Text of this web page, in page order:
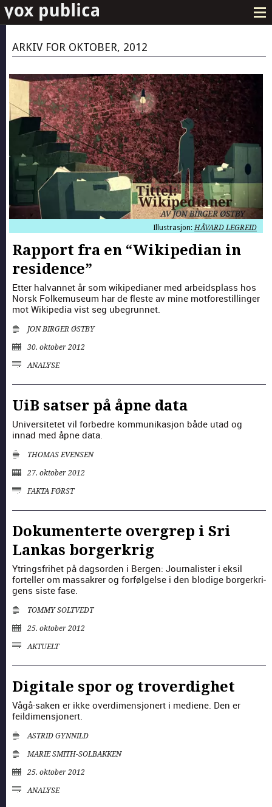
ARKIV FOR OKTOBER, 2012
Illustrasjon:HÅVARD LEGREID
Rapport fra en “Wikipedian in
residence”
Etter hal­van­net år som wikipedi­an­er med arbei­d­splass hos
Norsk Folke­mu­se­um har de fleste av mine mot­forestill­inger
mot Wikipedia vist seg ube­grun­net.
JON BIRGER ØSTBY
30. oktober 2012
ANALYSE
UiB satser på åpne data
Uni­ver­sitetet vil forbedre kom­mu­nikasjon både utad og
innad med åpne data.
THOMAS EVENSEN
27. oktober 2012
FAKTA FØRST
Dokumenterte overgrep i Sri
Lankas borgerkrig
Ytrings­fri­het på dag­sor­den i Bergen: Jour­nal­is­ter i eksil
forteller om mas­sakr­er og for­føl­gelse i den blodi­ge borg­erkri­
gens siste fase.
TOMMY SOLTVEDT
25. oktober 2012
AKTUELT
Digitale spor og troverdighet
Vågå-sak­en er ikke overdi­men­sjon­ert i medi­ene. Den er
feildimen­sjon­ert.
ASTRID GYNNILD
MARIE SMITH-SOLBAKKEN
25. oktober 2012
ANALYSE